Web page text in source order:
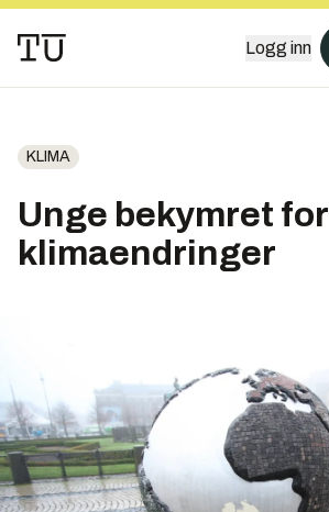
Logg inn
KLIMA
Unge bekymret for
klimaendringer